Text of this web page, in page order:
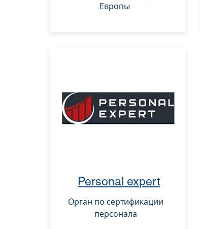
Европы
Personal expert
Орган по сертификации
персонала